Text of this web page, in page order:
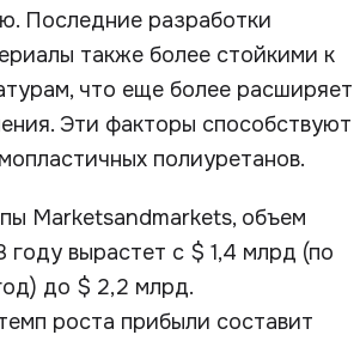
Последние разработки
также более стойкими к
что еще более расширяет
Эти факторы способствуют
полиуретанов.
Мarketsandmarkets, объем
году вырастет с $ 1,4 млрд (по
до $ 2,2 млрд.
роста прибыли составит